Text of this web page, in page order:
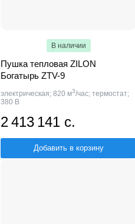
В наличии
Пушка тепловая ZILON
Богатырь ZTV-9
электрическая; 820 м3/час; термостат;
380 В
2 413 141 с.
Добавить в корзину